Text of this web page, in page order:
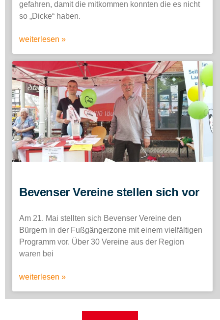
gefahren, damit die mitkommen konnten die es nicht
so „Dicke“ haben.
weiterlesen »
Bevenser Vereine stellen sich vor
Am 21. Mai stellten sich Bevenser Vereine den
Bürgern in der Fußgängerzone mit einem vielfältigen
Programm vor. Über 30 Vereine aus der Region
waren bei
weiterlesen »